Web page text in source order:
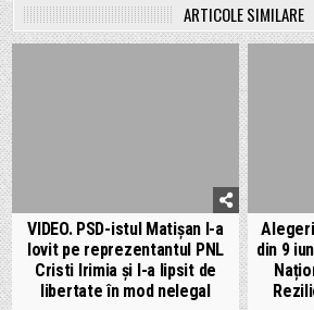
ARTICOLE SIMILARE
VIDEO. PSD-istul Matișan l-a
lovit pe reprezentantul PNL
Cristi Irimia și l-a lipsit de
libertate în mod nelegal
din 9